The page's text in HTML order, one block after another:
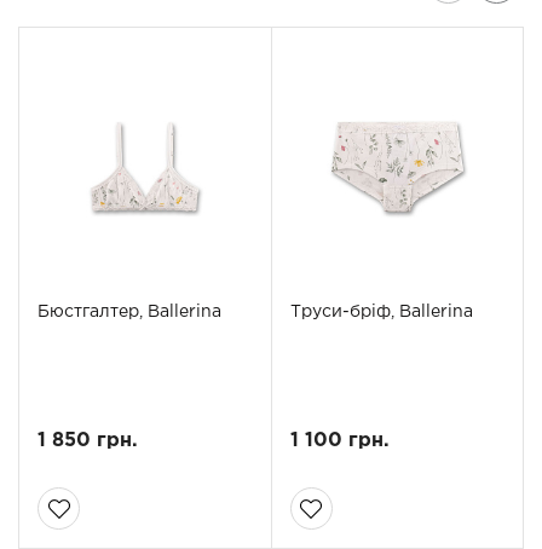
Бюстгалтер, Ballerina
1 850 грн.
Труси-бріф, Ballerina
1 100 грн.